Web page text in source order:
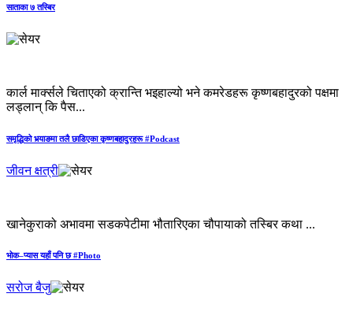
साताका ७ तस्बिर
कार्ल मार्क्सले चिताएको क्रान्ति भइहाल्यो भने कमरेडहरू कृष्णबहादुरको पक्षमा
लड्लान् कि पैस...
समृद्धिको भर्‍याङमा तलै छाडिएका कृष्णबहादुरहरू #Podcast
जीवन क्षत्री
खानेकुराको अभावमा सडकपेटीमा भौतारिएका चौपायाको तस्बिर कथा ...
भोक–प्यास यहाँ पनि छ #Photo
सरोज बैजु